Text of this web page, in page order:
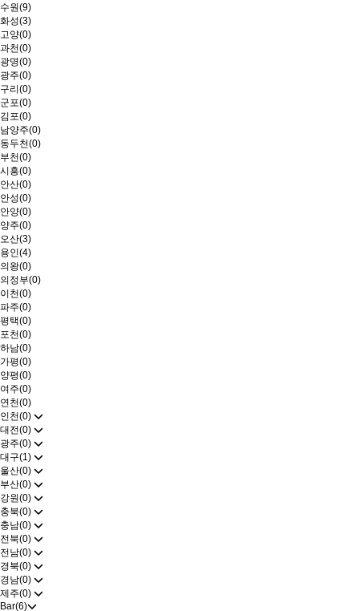
수원(9)
화성(3)
고양(0)
과천(0)
광명(0)
광주(0)
구리(0)
군포(0)
김포(0)
남양주(0)
동두천(0)
부천(0)
시흥(0)
안산(0)
안성(0)
안양(0)
양주(0)
오산(3)
용인(4)
의왕(0)
의정부(0)
이천(0)
파주(0)
평택(0)
포천(0)
하남(0)
가평(0)
양평(0)
여주(0)
연천(0)
인천(0)
대전(0)
광주(0)
대구(1)
울산(0)
부산(0)
강원(0)
충북(0)
충남(0)
전북(0)
전남(0)
경북(0)
경남(0)
제주(0)
Bar(6)